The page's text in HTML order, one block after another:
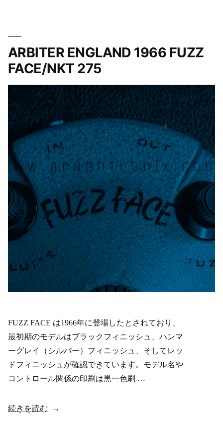
ARBITER ENGLAND 1966 FUZZ
FACE/NKT 275
FUZZ FACE は1966年に登場したとされており、
最初期のモデルはブラックフィニッシュ、ハンマ
ーグレイ（シルバー）フィニッシュ、そしてレッ
ドフィニッシュが確認できています。モデル名や
コントロール関係の印刷は黒一色刷 …
“ARBITER
続きを読む